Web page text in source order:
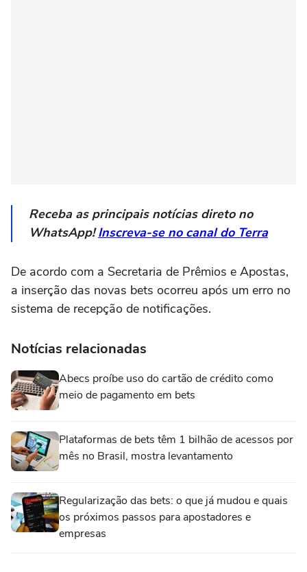
Receba as principais notícias direto no
WhatsApp!Inscreva-se no canal do Terra
De acordo com a Secretaria de Prêmios e Apostas,
a inserção das novas bets ocorreu após um erro no
sistema de recepção de notificações.
Notícias relacionadas
Abecs proíbe uso do cartão de crédito como
meio de pagamento em bets
Plataformas de bets têm 1 bilhão de acessos por
mês no Brasil, mostra levantamento
Regularização das bets: o que já mudou e quais
os próximos passos para apostadores e
empresas